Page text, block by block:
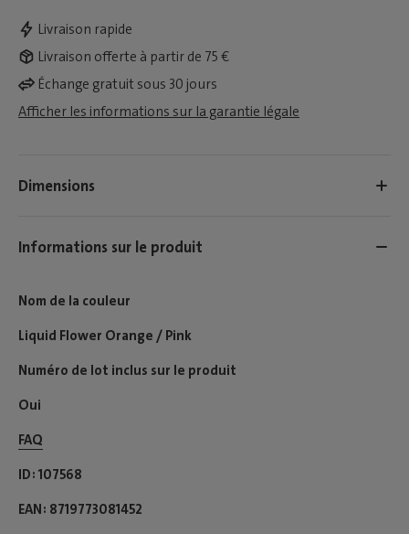
Livraison rapide
Livraison offerte à partir de 75 €
Échange gratuit sous 30 jours
Afficher les informations sur la garantie légale
Dimensions
Informations sur le produit
Nom de la couleur
Liquid Flower Orange / Pink
Numéro de lot inclus sur le produit
Oui
FAQ
ID 107568
EAN 8719773081452